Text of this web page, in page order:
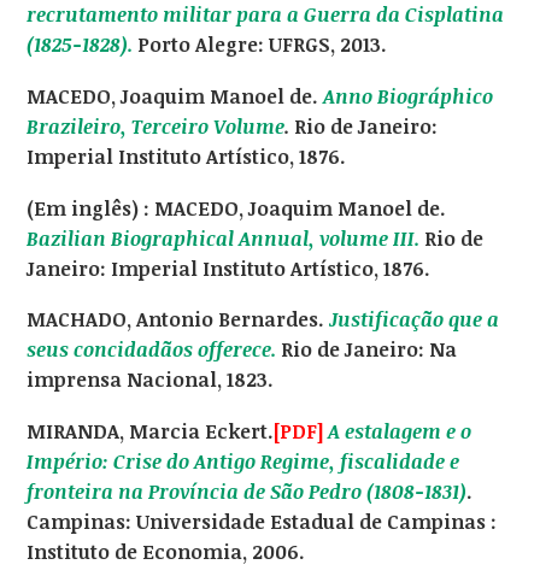
recrutamento militar para a Guerra da Cisplatina
(1825-1828). Porto Alegre: UFRGS, 2013.
MACEDO, Joaquim Manoel de.Anno Biográphico
Brazileiro, Terceiro Volume. Rio de Janeiro:
Imperial Instituto Artístico, 1876.
(Em inglês) : MACEDO, Joaquim Manoel de.
Bazilian Biographical Annual, volume III. Rio de
Janeiro: Imperial Instituto Artístico, 1876.
MACHADO, Antonio Bernardes.Justificação que a
seus concidadãos offerece. Rio de Janeiro: Na
imprensa Nacional, 1823.
MIRANDA, Marcia Eckert.[PDF]A estalagem e o
Império: Crise do Antigo Regime, fiscalidade e
fronteira na Província de São Pedro (1808-1831).
Campinas: Universidade Estadual de Campinas :
Instituto de Economia, 2006.